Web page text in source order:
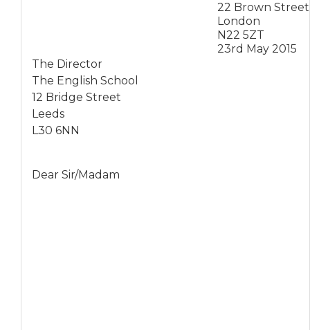
22 Brown Street
London
N22 5ZT
23rd May 2015
The Director
The English School
12 Bridge Street
Leeds
L30 6NN
Dear Sir/Madam